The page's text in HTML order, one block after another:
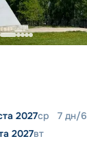
2027ср 7 дн/6
2027вт